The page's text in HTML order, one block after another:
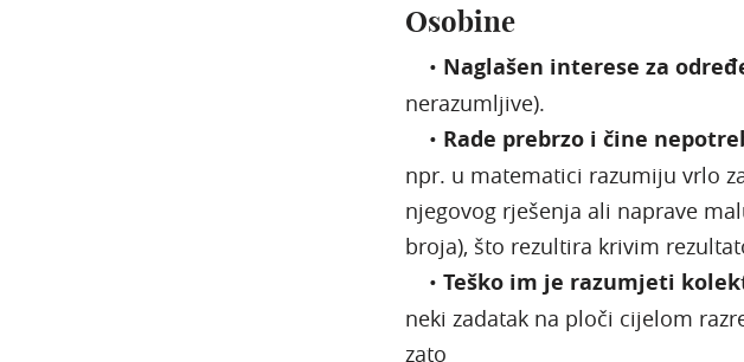
Osobine
• Naglašen interese za
nerazumljive).
• Rade prebrzo i čine
npr. u matematici razumiju vrlo
njegovog rješenja ali naprave
broja), što rezultira krivim
• Teško im je razumjeti
neki zadatak na ploči cijelom
zato